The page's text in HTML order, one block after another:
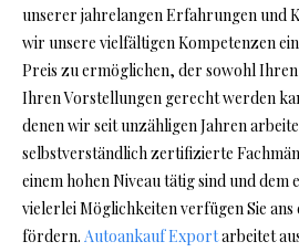
unserer jahrelangen Erfahrungen und
wir unsere vielfältigen Kompetenzen
Preis zu ermöglichen, der sowohl
Ihren Vorstellungen gerecht werden
denen wir seit unzähligen Jahren
selbstverständlich zertifizierte
einem hohen Niveau tätig sind und dem
vielerlei Möglichkeiten verfügen Sie
fördern. Autoankauf Exportarbeitet